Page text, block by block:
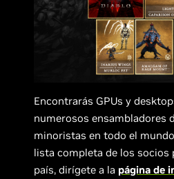
Encontrarás GPUs y
numerosos ensambladores
minoristas en todo el
lista completa de los socios
país, dirígete a la página de